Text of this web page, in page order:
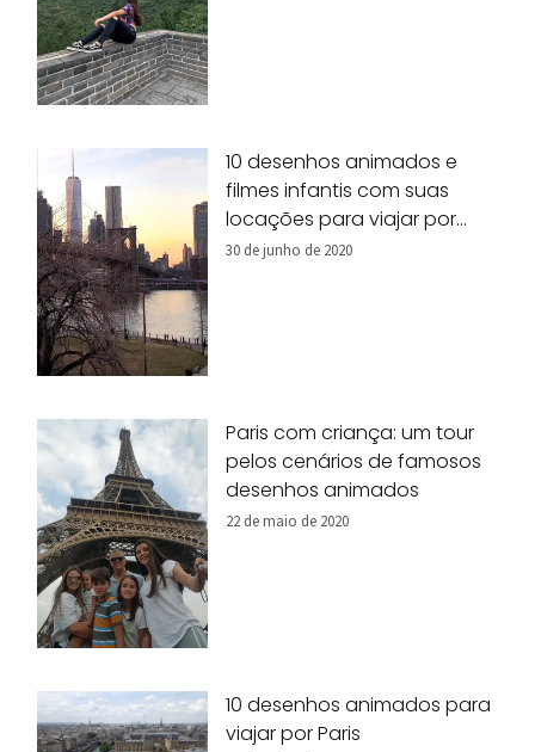
10 desenhos animados e
filmes infantis com suas
locações para viajar por
Nova York!
30 de junho de 2020
Paris com criança: um tour
pelos cenários de famosos
desenhos animados
22 de maio de 2020
10 desenhos animados para
viajar por Paris